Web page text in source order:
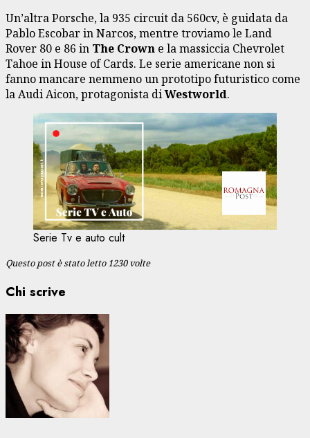
Un’altra Porsche, la 935 circuit da 560cv, è guidata da
Pablo Escobar in Narcos, mentre troviamo le Land
Rover 80 e 86 in The Crown e la massiccia Chevrolet
Tahoe in House of Cards. Le serie americane non si
fanno mancare nemmeno un prototipo futuristico come
la Audi Aicon, protagonista diWestworld.
Serie Tv e auto cult
Questo post è stato letto 1230 volte
Chi scrive